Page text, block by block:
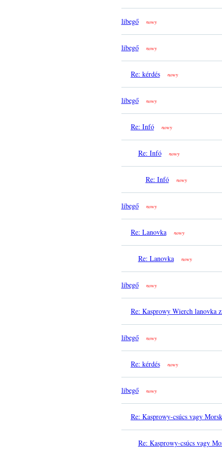
libegő nowy
libegő nowy
Re: kérdés nowy
libegő nowy
Re: Infó nowy
Re: Infó nowy
Re: Infó nowy
libegő nowy
Re: Lanovka nowy
Re: Lanovka nowy
libegő nowy
Re: Kasprowy Wierch lanovka
libegő nowy
Re: kérdés nowy
libegő nowy
Re: Kasprowy-csúcs vagy
Re: Kasprowy-csúcs vagy